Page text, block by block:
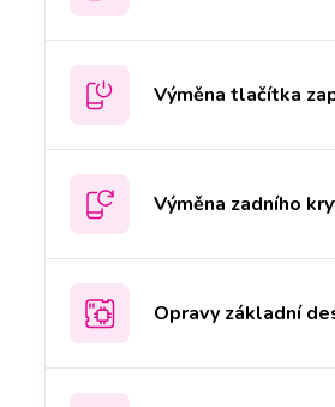
Výměna tlačítka
Výměna zadního
Opravy základní